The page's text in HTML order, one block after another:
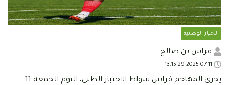
الأخبار الوطنية
فراس بن صالح
يجري المهاجم فراس شواط الاختبار الطبي، اليوم الجمعة 11